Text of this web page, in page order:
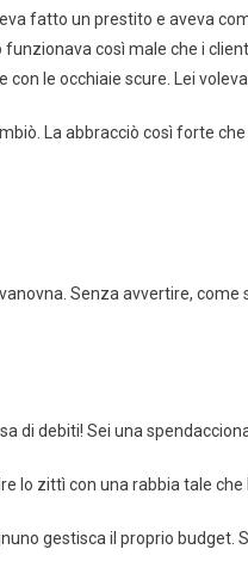
fatto un prestito e aveva
così male che i
le occhiaie scure. Lei
La abbracciò così forte che
Senza avvertire,
di debiti! Sei una
lo zittì con una rabbia tale che
gestisca il proprio budget.